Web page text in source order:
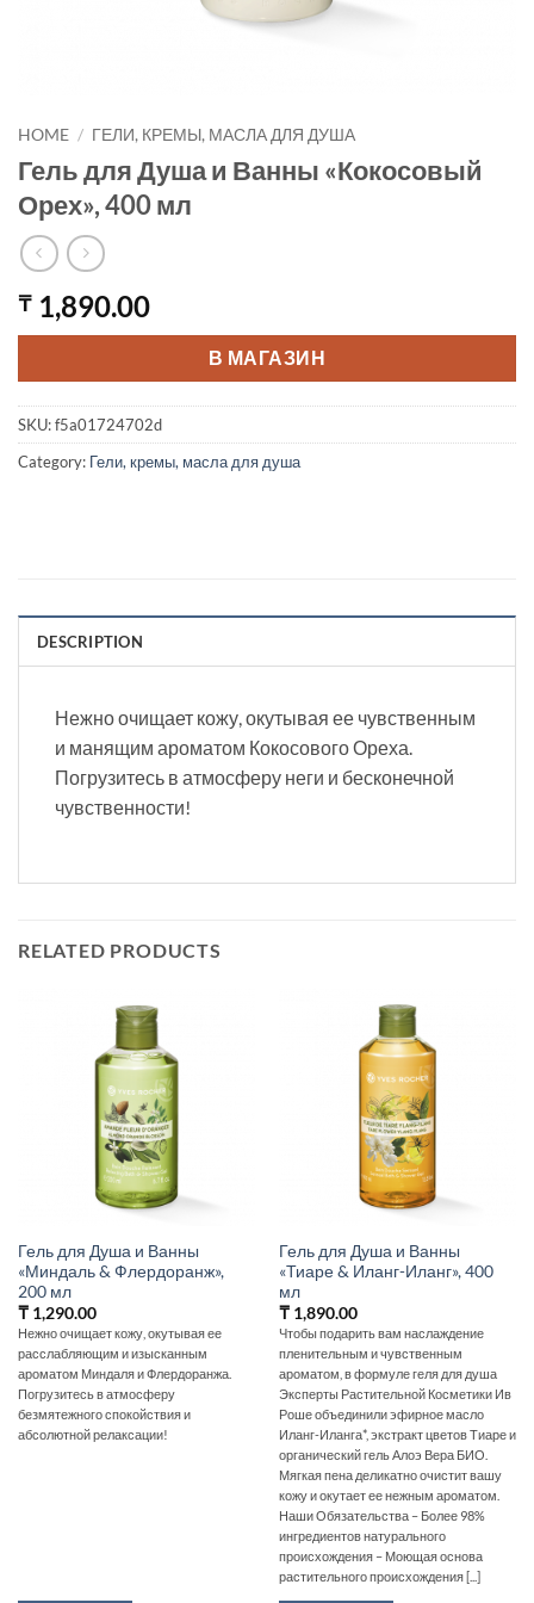
HOME / ГЕЛИ, КРЕМЫ, МАСЛА ДЛЯ ДУША
Гель для Душа и Ванны «Кокосовый
Орех», 400 мл
₸ 1,890.00
В МАГАЗИН
SKU:f5a01724702d
Category: Гели, кремы, масла для душа
DESCRIPTION
Нежно очищает кожу, окутывая ее чувственным
и манящим ароматом Кокосового Ореха.
Погрузитесь в атмосферу неги и бесконечной
чувственности!
RELATED PRODUCTS
Гель для Душа и Ванны
«Миндаль & Флердоранж»,
200 мл
₸1,290.00
Нежно очищает кожу, окутывая ее
расслабляющим и изысканным
ароматом Миндаля и Флердоранжа.
Погрузитесь в атмосферу
безмятежного спокойствия и
абсолютной релаксации!
Гель для Душа и Ванны
«Тиаре & Иланг-Иланг», 400
мл
₸1,890.00
Чтобы подарить вам наслаждение
пленительным и чувственным
ароматом, в формуле геля для душа
Эксперты Растительной Косметики Ив
Роше объединили эфирное масло
Иланг-Иланга*, экстракт цветов Тиаре и
органический гель Алоэ Вера БИО.
Мягкая пена деликатно очистит вашу
кожу и окутает ее нежным ароматом.
Наши Обязательства – Более 98%
ингредиентов натурального
происхождения – Моющая основа
растительного происхождения [...]